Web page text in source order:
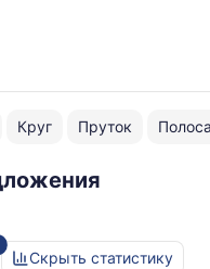
Круг Пруток
Скрыть статистику